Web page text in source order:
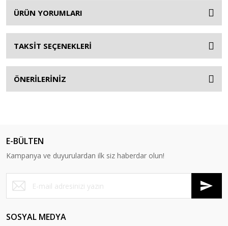
ÜRÜN YORUMLARI
TAKSİT SEÇENEKLERİ
ÖNERİLERİNİZ
E-BÜLTEN
Kampanya ve duyurulardan ilk siz haberdar olun!
SOSYAL MEDYA